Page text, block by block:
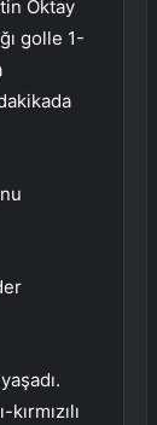
Oktay
golle 1-